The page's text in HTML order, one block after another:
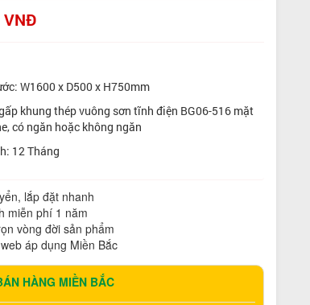
VNĐ
W1600 x D500 x H750mm
khung thép vuông sơn tĩnh điện BG06-516 mặt
có ngăn hoặc không ngăn
12 Tháng
lắp đặt nhanh
miễn phí 1 năm
vòng đời sản phẩm
áp dụng Miền Bắc
HÀNG MIỀN BẮC